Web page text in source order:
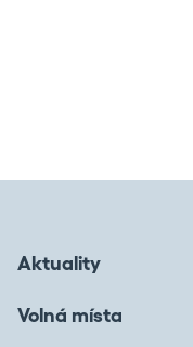
Aktuality
Volná místa